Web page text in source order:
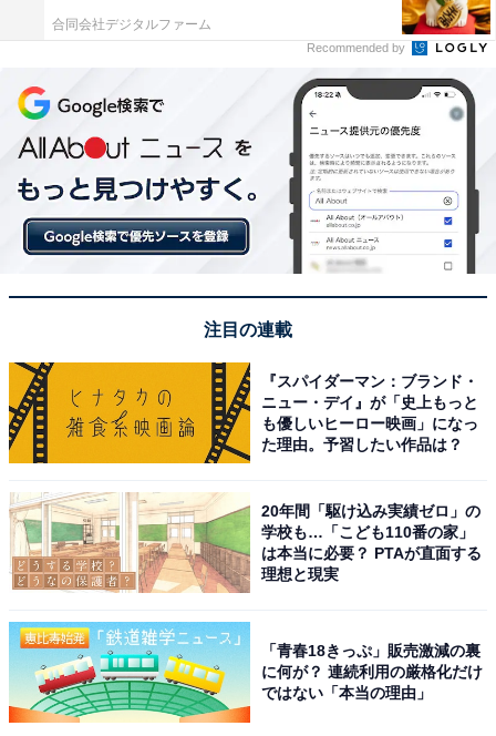
合同会社デジタルファーム
Recommended by
注目の連載
『スパイダーマン：ブランド・
ニュー・デイ』が「史上もっと
も優しいヒーロー映画」になっ
た理由。予習したい作品は？
20年間「駆け込み実績ゼロ」の
学校も…「こども110番の家」
は本当に必要？ PTAが直面する
理想と現実
「青春18きっぷ」販売激減の裏
に何が？ 連続利用の厳格化だけ
ではない「本当の理由」